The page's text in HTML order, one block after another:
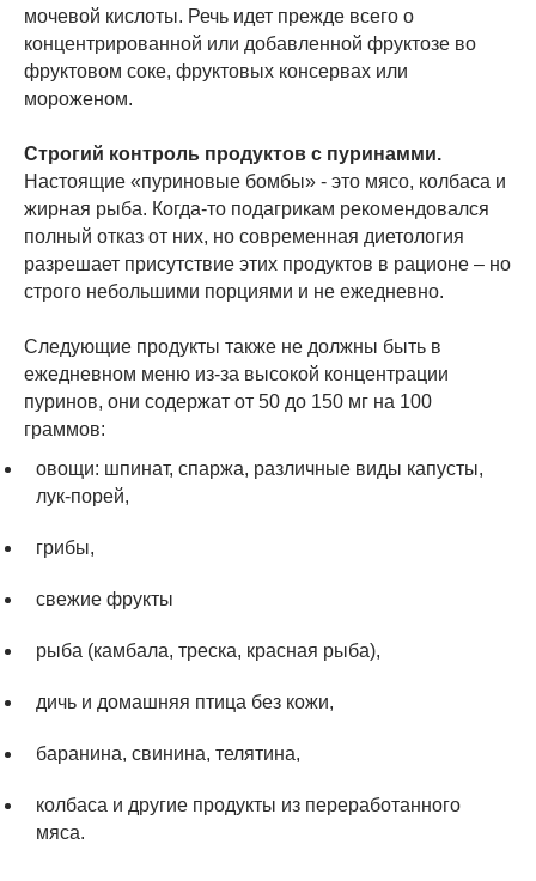
мочевой кислоты. Речь идет прежде всего о
концентрированной или добавленной фруктозе во
фруктовом соке, фруктовых консервах или
мороженом.
Строгий контроль продуктов с пуринамми.
Настоящие «пуриновые бомбы» - это мясо, колбаса и
жирная рыба. Когда-то подагрикам рекомендовался
полный отказ от них, но современная диетология
разрешает присутствие этих продуктов в рационе – но
строго небольшими порциями и не ежедневно.
Следующие продукты также не должны быть в
ежедневном меню из-за высокой концентрации
пуринов, они содержат от 50 до 150 мг на 100
граммов:
овощи: шпинат, спаржа, различные виды капусты,
лук-порей,
грибы,
свежие фрукты
рыба (камбала, треска, красная рыба),
дичь и домашняя птица без кожи,
баранина, свинина, телятина,
колбаса и другие продукты из переработанного
мяса.